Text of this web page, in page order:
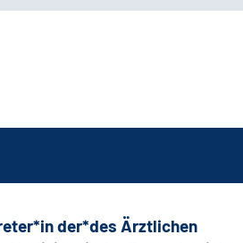
der*des Ärztlichen